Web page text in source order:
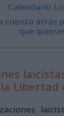
Calendario
cuenta atrás
que
Libertad